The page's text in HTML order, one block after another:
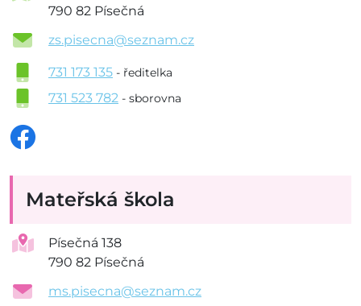
790 82 Písečná
zs.pisecna@seznam.cz
731 173 135 - ředitelka
731 523 782 - sborovna
Mateřská škola
Písečná 138
790 82 Písečná
ms.pisecna@seznam.cz